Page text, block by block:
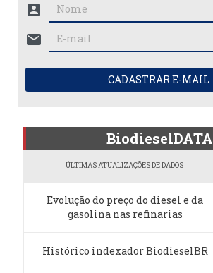
account_box
mail
CADASTRAR E-MAIL
BiodieselDATA
ÚLTIMAS ATUALIZAÇÕES DE DADOS
Evolução do preço do diesel e da
gasolina nas refinarias
Histórico indexador BiodieselBR